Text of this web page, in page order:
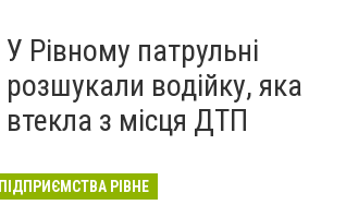
У Рівному патрульні
розшукали водійку, яка
втекла з місця ДТП
ПІДПРИЄМСТВА РІВНЕ